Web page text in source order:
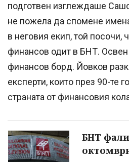
подготвен изглеждаше
не пожела да спомене
в неговия екип, той посочи,
финансов одит в БНТ.
финансов борд. Йовков
експерти, които през 90-те
страната от финансовия
БНТ